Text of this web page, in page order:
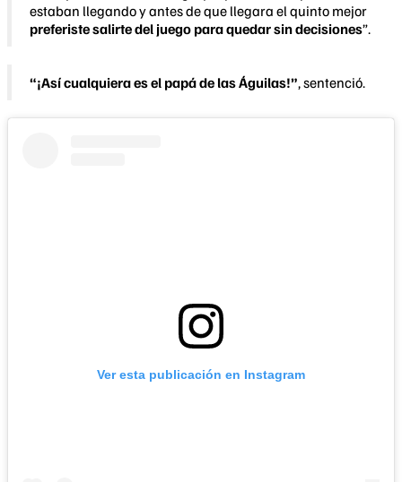
estaban llegando y antes de que llegara el quinto mejor
preferiste salirte del juego para quedar sin decisiones”.
“¡Así cualquiera es el papá de las Águilas!”, sentenció.
Ver esta publicación en Instagram